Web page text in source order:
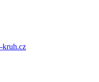
kruh.cz